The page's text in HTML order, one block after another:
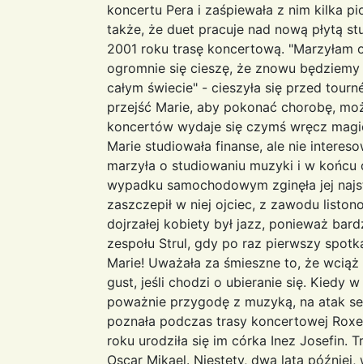
koncertu Pera i zaśpiewała z nim kilka
także, że duet pracuje nad nową płytą
2001 roku trasę koncertową.
ogromnie się cieszę, że znowu
całym świecie" - cieszyła się przed
przejść Marie, aby pokonać chorobę,
koncertów wydaje się czymś wręcz
Marie studiowała finanse, ale nie
marzyła o studiowaniu muzyki i w końcu
wypadku samochodowym zginęła jej
zaszczepił w niej ojciec, z zawodu
dojrzałej kobiety był jazz, ponieważ
zespołu Strul, gdy po raz pierwszy
Marie! Uważała za śmieszne to, że
gust, jeśli chodzi o ubieranie się. Kiedy
poważnie przygodę z muzyką, na atak
poznała podczas trasy koncertowej
roku urodziła się im córka Inez Josefin.
Oscar Mikael. Niestety, dwa lata później,